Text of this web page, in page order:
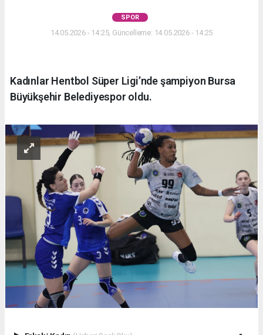
SPOR
14.05.2026 - 14:25, Güncelleme: 14.05.2026 - 14:25
Kadınlar Hentbol Süper Ligi’nde şampiyon Bursa
Büyükşehir Belediyespor oldu.